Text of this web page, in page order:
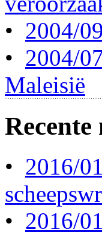
• 2004/
• 2004/
Maleisië
• 2016/
• 2016/